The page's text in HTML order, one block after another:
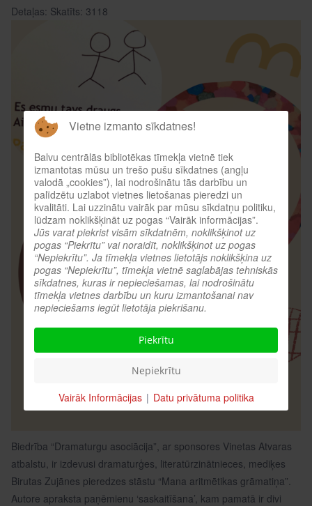
Detaļas: Skatīts: 3118
Biedrība “Dramaturgu asociācija”, ar sponsores Vinetas Atvaras
atbalstu, ir izdevusi dramaturģes, literatūrzinātnieces, mediķes
Birutas Zujānes pieredzes stāstu “Mana aritmētikas grāmatiņa”.
Autore apraksta paņēmienu ‘saskaitīšana’, kam pamatā ir divi
Vietne izmanto sīkdatnes!
Balvu centrālās bibliotēkas tīmekļa vietnē tiek
izmantotas mūsu un trešo pušu sīkdatnes (angļu
valodā „cookies”), lai nodrošinātu tās darbību un
palīdzētu uzlabot vietnes lietošanas pieredzi un
kvalitāti. Lai uzzinātu vairāk par mūsu sīkdatņu politiku,
lūdzam noklikšķināt uz pogas “Vairāk informācijas”.
Jūs varat piekrist visām sīkdatnēm, noklikšķinot uz
pogas “Piekrītu” vai noraidīt, noklikšķinot uz pogas
“Nepiekrītu”. Ja tīmekļa vietnes lietotājs noklikšķina uz
pogas “Nepiekrītu”, tīmekļa vietnē saglabājas tehniskās
sīkdatnes, kuras ir nepieciešamas, lai nodrošinātu
tīmekļa vietnes darbību un kuru izmantošanai nav
nepieciešams iegūt lietotāja piekrišanu.
Piekrītu
Nepiekrītu
Vairāk Informācijas | Datu privātuma politika